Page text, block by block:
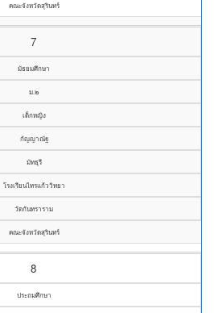
คณะจังหวัดสุรินทร์
7
มัธยมศึกษา
ม.๒
เด็กหญิง
กัญญาณัฐ
มัทธุรี
โรงเรียนไทรแก้ววิทยา
วัดกันทราราม
คณะจังหวัดสุรินทร์
8
ประถมศึกษา